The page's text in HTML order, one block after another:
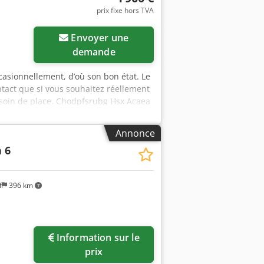
de coupe max. à 90° : 100 mm
mm Vitesse de rotation de la lame
: 1660 mm Diamètre de la lame
276 kg Attention ! Sur les photos, la
: immédiate Lieu de
prix fixe hors TVA
demande
d’où son bon état. Le
que si vous souhaitez réellement
de place. Chodpfsrubg Hsx Acaea
Annonce
396 km
6
Information sur le
prix